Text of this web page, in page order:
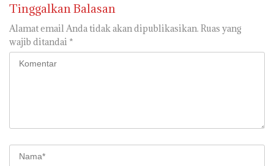
Tinggalkan Balasan
Alamat email Anda tidak akan dipublikasikan. Ruas yang
wajib ditandai *